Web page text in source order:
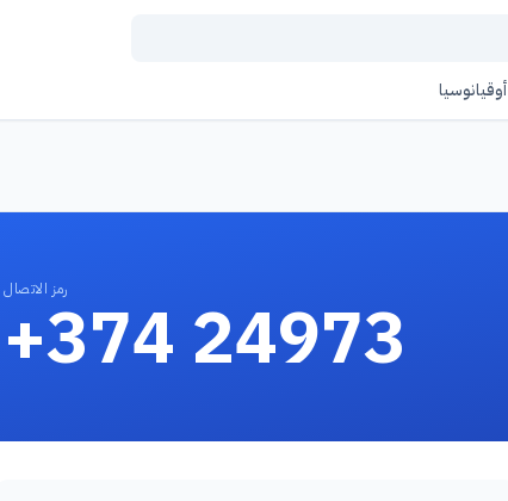
أوقيانوسيا
رمز الاتصال
+374 24973